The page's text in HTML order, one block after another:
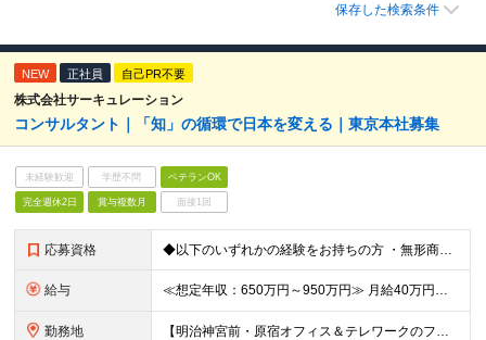
保存した検索条件
NEW 正社員 自己PR不要
株式会社サーキュレーション
コンサルタント｜「知」の循環で日本を変える｜東京本社募集
未経験歓迎 学歴不問 ベテランOK
完全週休2日 賞与複数月 面接1回
応募資格 ◆以下のいずれかの経験をお持ちの方 ・無形商材での法人営業経験（業界・業種・不問）※目安3年以上※ ・顧客に提案することで潜在ニーズを見出す営業活動をしてきた経験（課題解決型の提案営業） 【求める人
給与 ≪想定年収：650万円～950万円≫ 月給40万円～58万円 ※賞与：年3.5ヶ月（会社業績・個人評価によって変動） ※入社後1年経過したタイミングでインセンティブ給へ移行致します ※入社時の月給額は
勤務地 【明治神宮前・原宿オフィス＆テレワークのフレキシブルワークを導入】 東京都渋谷区神宮前3-21-5 サーキュレーションビル ForPro ★多様な働き方を推進 出社とテレワークを組み合わせたフレキシ